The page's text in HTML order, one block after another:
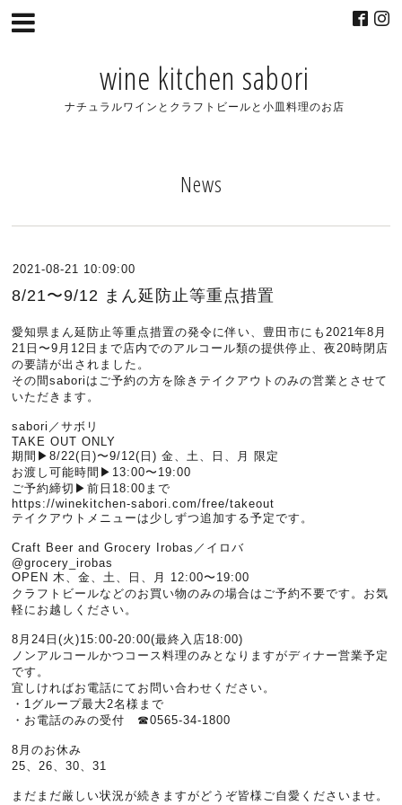
wine kitchen sabori
ナチュラルワインとクラフトビールと小皿料理のお店
News
2021-08-21 10:09:00
8/21〜9/12 まん延防止等重点措置
愛知県まん延防止等重点措置の発令に伴い、豊田市にも2021年8月
21日〜9月12日まで店内でのアルコール類の提供停止、夜20時閉店
の要請が出されました。
その間saboriはご予約の方を除きテイクアウトのみの営業とさせて
いただきます。
sabori／サボリ
TAKE OUT ONLY
期間▶︎8/22(日)〜9/12(日) 金、土、日、月 限定
お渡し可能時間▶︎13:00〜19:00
ご予約締切▶︎前日18:00まで
https://winekitchen-sabori.com/free/takeout
テイクアウトメニューは少しずつ追加する予定です。
Craft Beer and Grocery Irobas／イロバ
@grocery_irobas
OPEN 木、金、土、日、月 12:00〜19:00
クラフトビールなどのお買い物のみの場合はご予約不要です。お気
軽にお越しください。
8月24日(火)15:00-20:00(最終入店18:00)
ノンアルコールかつコース料理のみとなりますがディナー営業予定
です。
宜しければお電話にてお問い合わせください。
・1グループ最大2名様まで
・お電話のみの受付 ☎︎0565-34-1800
8月のお休み
25、26、30、31
まだまだ厳しい状況が続きますがどうぞ皆様ご自愛くださいませ。